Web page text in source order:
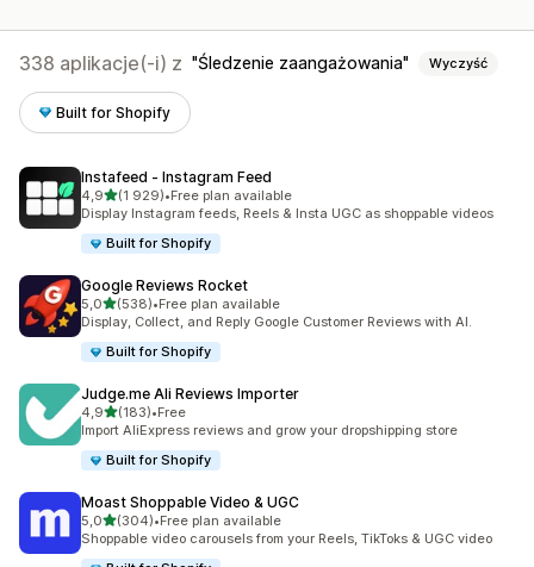
338 aplikacje(-i) z Śledzenie zaangażowania Wyczyść
Built for Shopify
Instafeed ‑ Instagram Feed
4,9na 5 gwiazdek
(1 929)
Łączna liczba recenzji: 1929
•Free plan available
Display Instagram feeds, Reels & Insta UGC as shoppable videos
Built for Shopify
Google Reviews Rocket
5,0na 5 gwiazdek
(538)
Łączna liczba recenzji: 538
•Free plan available
Display, Collect, and Reply Google Customer Reviews with AI.
Built for Shopify
Judge.me Ali Reviews Importer
4,9na 5 gwiazdek
(183)
Łączna liczba recenzji: 183
•Free
Import AliExpress reviews and grow your dropshipping store
Built for Shopify
Moast Shoppable Video & UGC
5,0na 5 gwiazdek
(304)
Łączna liczba recenzji: 304
•Free plan available
Shoppable video carousels from your Reels, TikToks & UGC video